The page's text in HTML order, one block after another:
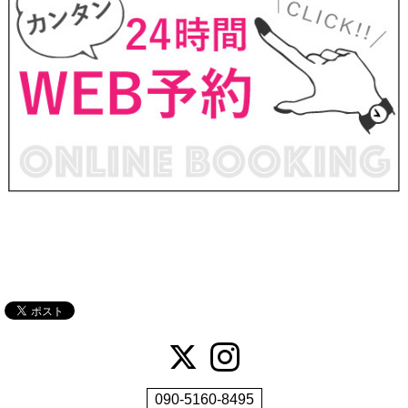
090-5160-8495